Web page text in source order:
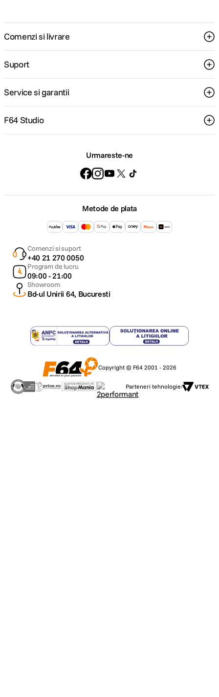
Comenzi si livrare
Suport
Service si garantii
F64 Studio
Urmareste-ne
Metode de plata
Comenzi si suport
+40 21 270 0050
Program de lucru
09:00 - 21:00
Showroom
Bd-ul Unirii 64, Bucuresti
Copyright © F64 2001 - 2026
Parteneri tehnologie: